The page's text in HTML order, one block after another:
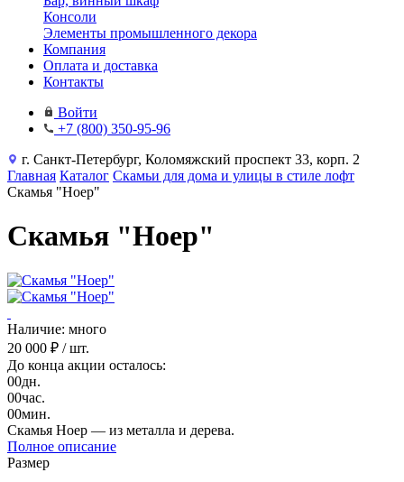
Консоли
Элементы промышленного декора
Компания
Оплата и доставка
Контакты
Войти
+7 (800) 350-95-96
г. Санкт-Петербург, Коломяжский проспект 33, корп. 2
Главная Каталог Скамьи для дома и улицы в стиле лофт
Скамья "Ноер"
Скамья "Ноер"
Наличие: много
20 000 ₽ / шт.
До конца акции осталось:
00дн.
00час.
00мин.
Скамья Ноер — из металла и дерева.
Полное описание
Размер